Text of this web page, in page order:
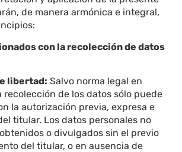
de manera armónica e integral,
con la recolección de datos
libertad: Salvo norma legal en
recolección de los datos sólo puede
la autorización previa, expresa e
titular. Los datos personales no
o divulgados sin el previo
del titular, o en ausencia de